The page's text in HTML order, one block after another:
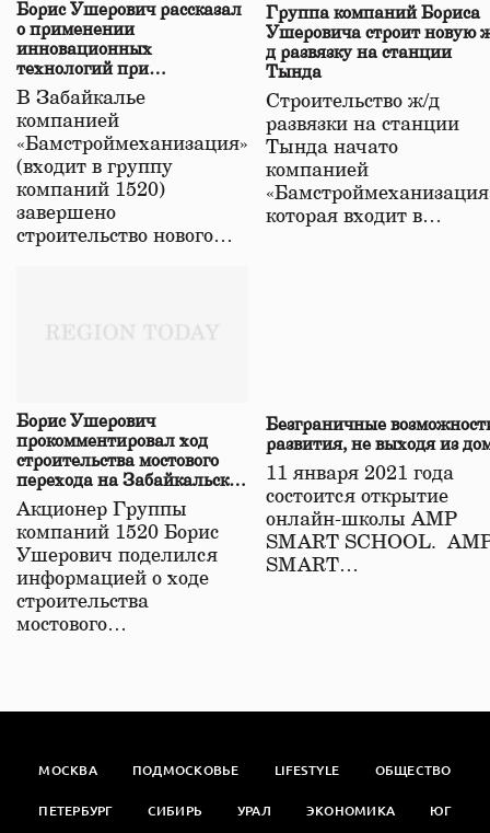
Борис Ушерович рассказал
о применении
инновационных
технологий при
строительстве нового моста
в Забайкалье
В Забайкалье
компанией
«Бамстроймеханизация»
(входит в группу
компаний 1520)
завершено
строительство нового…
Группа компаний Бориса
Ушеровича строит новую
д развязку на станции
Тында
Строительство ж/д
развязки на станции
Тында начато
компанией
которая входит в…
Борис Ушерович
прокомментировал ход
строительства мостового
перехода на Забайкальской
железной дороге
Акционер Группы
компаний 1520 Борис
Ушерович поделился
информацией о ходе
строительства
мостового…
Безграничные
развития, не выходя из
11 января 2021 года
состоится открытие
онлайн-школы АМР
SMART SCHOOL.
SMART…
МОСКВА ПОДМОСКОВЬЕ LIFESTYLE ОБЩЕСТВО
ПЕТЕРБУРГ СИБИРЬ УРАЛ ЭКОНОМИКА ЮГ